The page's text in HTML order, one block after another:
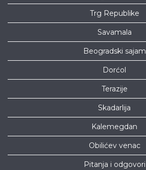
Trg Republike
Savamala
Beogradski sajam
Dorćol
Terazije
Skadarlija
Kalemegdan
Obilićev venac
Pitanja i odgovori